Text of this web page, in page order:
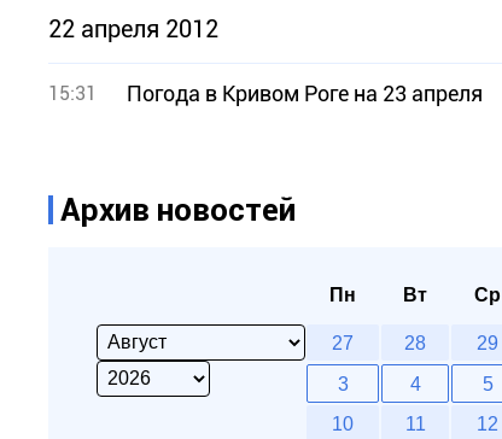
22 апреля 2012
15:31 Погода в Кривом Роге на 23 апреля
Архив новостей
Пн Вт Ср
27 28 29
3
4 5
10
11 12